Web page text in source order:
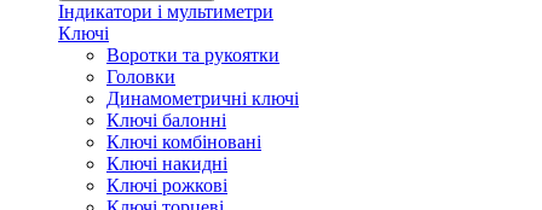
Індикатори і мультиметри
Ключі
Воротки та рукоятки
Головки
Динамометричні ключі
Ключі балонні
Ключі комбіновані
Ключі накидні
Ключі рожкові